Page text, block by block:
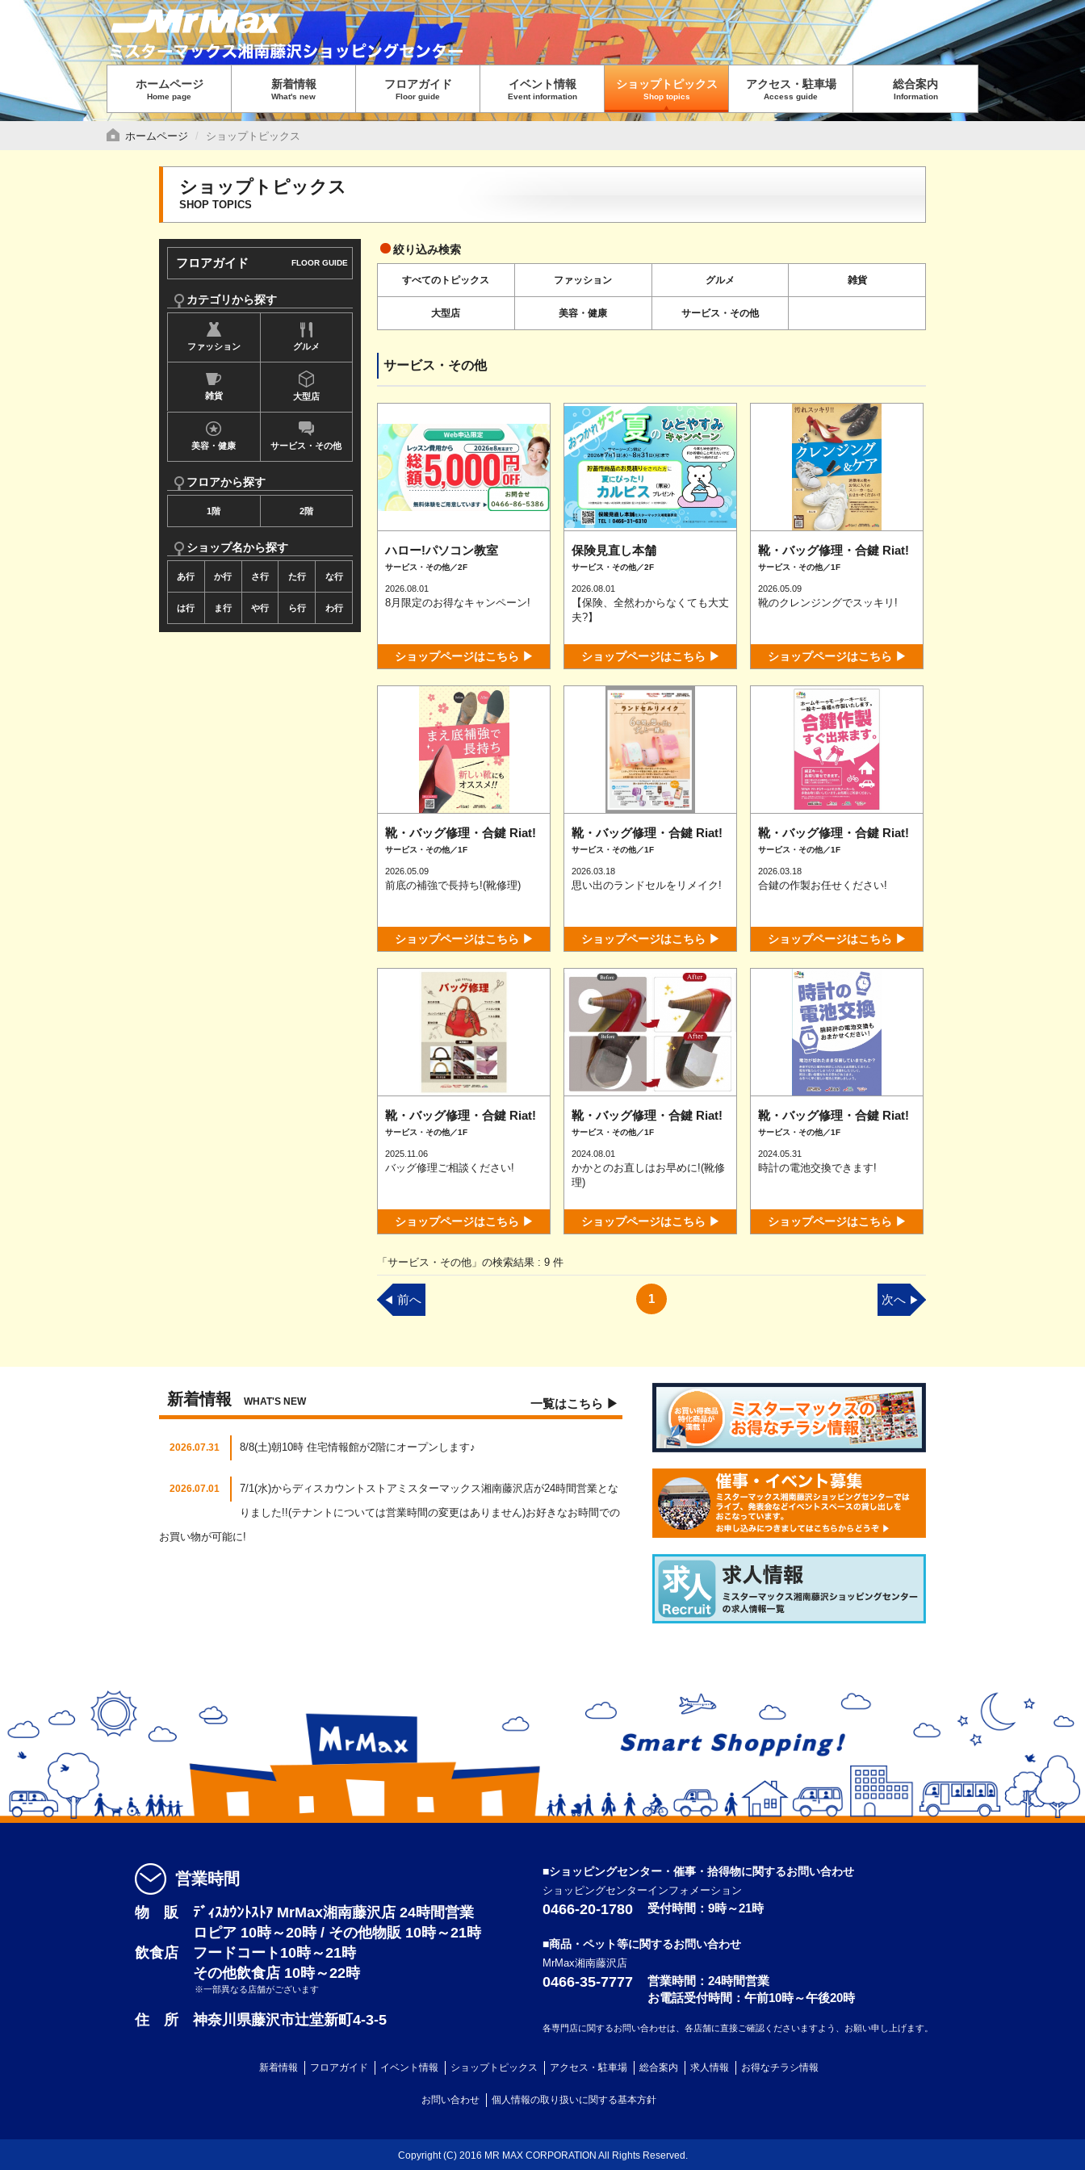
グ
ロ
ー
バ
ル
メ
ニ
ホームページ
Home page
新着情報
What's new
フロアガイド
Floor guide
イベント情報
Event information
ショップトピックス
Shop topics
アクセス・駐車場
Access guide
総合案内
Information
ホームページ ショップトピックス
ショップトピックス
SHOP TOPICS
サ
イ
ド
ニ
ー
す
FLOOR GUIDE
フロアガイド
カテゴリから探す
ファッション グルメ
雑貨 大型店
美容・健康 サービス・その他
フロアから探す
1階 2階
ショップ名から探す
あ行 か行 さ行 た行 な行
は行 ま行 や行 ら行 わ行
絞り込み検索
すべてのトピックス ファッション グルメ 雑貨
大型店 美容・健康 サービス・その他
サービス・その他
ハロー!パソコン教室
サービス・その他／2F
2026.08.01
8月限定のお得なキャンペーン!
ショップページはこちら ▶
保険見直し本舗
サービス・その他／2F
2026.08.01
【保険、全然わからなくても大丈
夫?】
ショップページはこちら ▶
靴・バッグ修理・合鍵 Riat!
サービス・その他／1F
2026.05.09
靴のクレンジングでスッキリ!
ショップページはこちら ▶
靴・バッグ修理・合鍵 Riat!
サービス・その他／1F
2026.05.09
前底の補強で長持ち!(靴修理)
ショップページはこちら ▶
靴・バッグ修理・合鍵 Riat!
サービス・その他／1F
2026.03.18
思い出のランドセルをリメイク!
ショップページはこちら ▶
靴・バッグ修理・合鍵 Riat!
サービス・その他／1F
2026.03.18
合鍵の作製お任せください!
ショップページはこちら ▶
靴・バッグ修理・合鍵 Riat!
サービス・その他／1F
2025.11.06
バッグ修理ご相談ください!
ショップページはこちら ▶
靴・バッグ修理・合鍵 Riat!
サービス・その他／1F
2024.08.01
かかとのお直しはお早めに!(靴修
理)
ショップページはこちら ▶
靴・バッグ修理・合鍵 Riat!
サービス・その他／1F
2024.05.31
時計の電池交換できます!
ショップページはこちら ▶
「サービス・その他」の検索結果 : 9 件
◀ 前へ 1 次へ ▶
一覧はこちら ▶
新着情報 WHAT'S NEW
2026.07.31 8/8(土)朝10時 住宅情報館が2階にオープンします♪
2026.07.01
7/1(水)からディスカウントストアミスターマックス湘南藤沢店が24時間営業とな
りました!!(テナントについては営業時間の変更はありません)お好きなお時間での
お買い物が可能に!
営業時間
物 販 ﾃﾞｨｽｶｳﾝﾄｽﾄｱ MrMax湘南藤沢店 24時間営業
ロピア 10時～20時 / その他物販 10時～21時
飲食店 フードコート10時～21時
その他飲食店 10時～22時
※一部異なる店舗がございます
住 所 神奈川県藤沢市辻堂新町4-3-5
■ショッピングセンター・催事・拾得物に関するお問い合わせ
ショッピングセンターインフォメーション
0466-20-1780 受付時間：9時～21時
■商品・ペット等に関するお問い合わせ
MrMax湘南藤沢店
0466-35-7777 営業時間：24時間営業
お電話受付時間：午前10時～午後20時
各専門店に関するお問い合わせは、各店舗に直接ご確認くださいますよう、お願い申し上げます。
新着情報 フロアガイド イベント情報 ショップトピックス アクセス・駐車場 総合案内 求人情報 お得なチラシ情報
お問い合わせ 個人情報の取り扱いに関する基本方針
Copyright (C) 2016 MR MAX CORPORATION All Rights Reserved.